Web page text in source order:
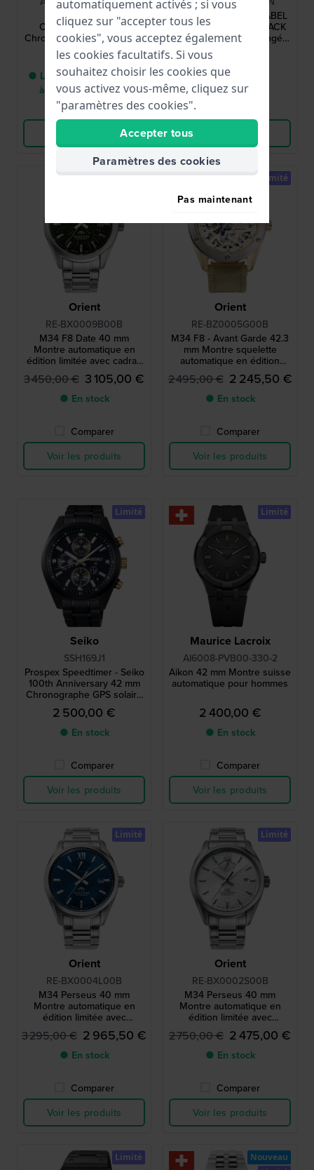
Aikon Automatic
Chronograph 44 mm
Chronographe automatique
suisse en édition limitée
3 595,00 €
● Livraison entre 3 jours
à 6 jours ouvrables
Comparer
Voir les produits
Hydro-Sub EDOX x LABEL
NOIR – DIVE INTO BLACK
42 mm Montre de plongée
chronomètre en édition
limitée de fabrication suisse
2 695,00 €
● En stock
Voir les produits
Orient
RE-BX0009B00B
M34 F8 Date 40 mm
Montre automatique en
édition limitée avec cadran
unique
3 450,00 € 3 105,00 €
● En stock
Comparer
Voir les produits
Limité
Orient
RE-BZ0005G00B
M34 F8 - Avant Garde 42.3
mm Montre squelette
automatique en édition
limitée
2 495,00 € 2 245,50 €
● En stock
Comparer
Voir les produits
Limité
Seiko
SSH169J1
Prospex Speedtimer - Seiko
100th Anniversary 42 mm
Chronographe GPS solaire
à double fuseau horaire
pour homme en édition
limitée
2 500,00 €
● En stock
Comparer
Voir les produits
Limité
Maurice Lacroix
AI6008-PVB00-330-2
Aikon 42 mm Montre suisse
automatique pour hommes
2 400,00 €
● En stock
Comparer
Voir les produits
Limité
Orient
RE-BX0004L00B
M34 Perseus 40 mm
Montre automatique en
édition limitée avec
indicateur de réserve de
marche
3 295,00 € 2 965,50 €
● En stock
Comparer
Voir les produits
Limité
Orient
RE-BX0002S00B
M34 Perseus 40 mm
Montre automatique en
édition limitée avec
indicateur de réserve de
marche
2 750,00 € 2 475,00 €
● En stock
Comparer
Voir les produits
Limité
Limité
Nouveau
automatiquement activés ; si vous
cliquez sur "accepter tous les
cookies", vous acceptez également
les cookies facultatifs. Si vous
souhaitez choisir les cookies que
vous activez vous-même, cliquez sur
"paramètres des cookies".
Accepter tous
Paramètres des cookies
Pas maintenant